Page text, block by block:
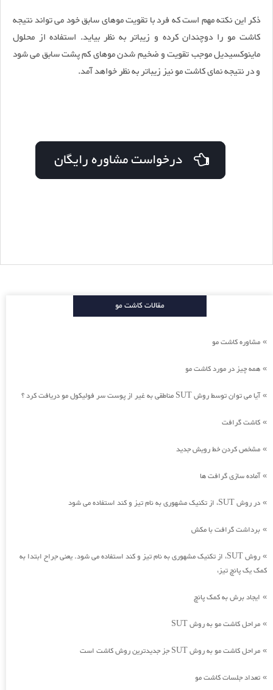
ذکر این نکته مهم است که فرد با تقویت موهای سابق خود می تواند نتیجه
کاشت مو را دوچندان کرده و زیباتر به نظر بیاید. استفاده از محلول
ماینوکسیدیل موجب تقویت و ضخیم شدن موهای کم پشت سابق می شود
و در نتیجه نمای کاشت مو نیز زیباتر به نظر خواهد آمد.
مقالات کاشت مو
» مشاوره کاشت مو
» همه چیز در مورد کاشت مو
»آیا می توان توسط روش SUT مناطقی به غیر از پوست سر فولیکول مو دریافت کرد ؟
» کاشت گرافت
» مشخص کردن خط رویش جدید
»آماده سازی گرافت ها
» در روش SUT، از تکنیک مشهوری به نام تیز و کند استفاده می شود
» برداشت گرافت با مکش
»
روش SUT، از تکنیک مشهوری به نام تیز و کند استفاده می شود. یعنی جراح ابتدا به
کمک یک پانچ تیز،
» ایجاد برش به کمک پانچ
» مراحل کاشت مو به روش SUT
» مراحل کاشت مو به روش SUT جز جدیدترین روش کاشت است
» تعداد جلسات کاشت مو